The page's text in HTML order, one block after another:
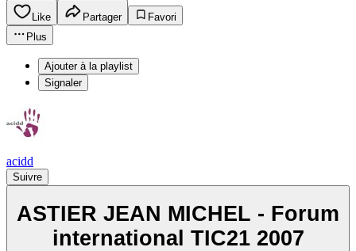
Like Partager
Favori
Plus
Ajouter à la playlist
Signaler
acidd
Suivre
ASTIER JEAN MICHEL - Forum
international TIC21 2007